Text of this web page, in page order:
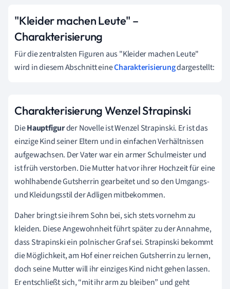
"Kleider machen Leute" –
Charakterisierung
Für die zentralsten Figuren aus "Kleider machen Leute"
wird in diesem Abschnitt eineCharakterisierungdargestellt:
Charakterisierung Wenzel Strapinski
DieHauptfigurder Novelle ist Wenzel Strapinski. Er ist das
einzige Kind seiner Eltern und in einfachen Verhältnissen
aufgewachsen. Der Vater war ein armer Schulmeister und
ist früh verstorben. Die Mutter hat vor ihrer Hochzeit für eine
wohlhabende Gutsherrin gearbeitet und so den Umgangs-
und Kleidungsstil der Adligen mitbekommen.
Daher bringt sie ihrem Sohn bei, sich stets vornehm zu
kleiden. Diese Angewohnheit führt später zu der Annahme,
dass Strapinski ein polnischer Graf sei. Strapinski bekommt
die Möglichkeit, am Hof einer reichen Gutsherrin zu lernen,
doch seine Mutter will ihr einziges Kind nicht gehen lassen.
Er entschließt sich, “mit ihr arm zu bleiben” und geht